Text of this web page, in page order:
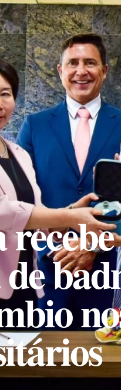
de